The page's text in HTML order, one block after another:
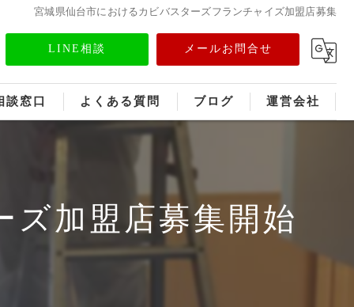
宮城県仙台市におけるカビバスターズフランチャイズ加盟店募集
LINE相談 メールお問合せ
談窓口 よくある質問 ブログ 運営会社
メディア情報
ズ加盟店募集開始